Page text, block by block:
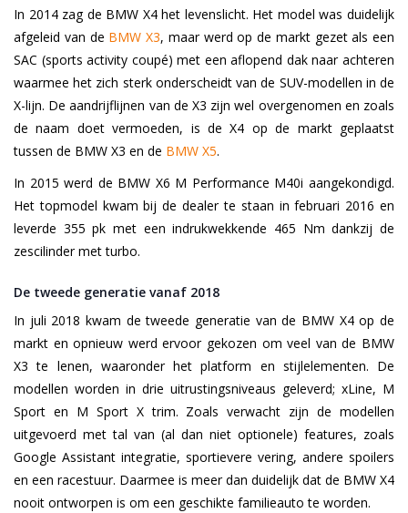
In 2014 zag de BMW X4 het levenslicht. Het model was duidelijk
afgeleid van de BMW X3, maar werd op de markt gezet als een
SAC (sports activity coupé) met een aflopend dak naar achteren
waarmee het zich sterk onderscheidt van de SUV-modellen in de
X-lijn. De aandrijflijnen van de X3 zijn wel overgenomen en zoals
de naam doet vermoeden, is de X4 op de markt geplaatst
tussen de BMW X3 en de BMW X5.
In 2015 werd de BMW X6 M Performance M40i aangekondigd.
Het topmodel kwam bij de dealer te staan in februari 2016 en
leverde 355 pk met een indrukwekkende 465 Nm dankzij de
zescilinder met turbo.
De tweede generatie vanaf 2018
In juli 2018 kwam de tweede generatie van de BMW X4 op de
markt en opnieuw werd ervoor gekozen om veel van de BMW
X3 te lenen, waaronder het platform en stijlelementen. De
modellen worden in drie uitrustingsniveaus geleverd; xLine, M
Sport en M Sport X trim. Zoals verwacht zijn de modellen
uitgevoerd met tal van (al dan niet optionele) features, zoals
Google Assistant integratie, sportievere vering, andere spoilers
en een racestuur. Daarmee is meer dan duidelijk dat de BMW X4
nooit ontworpen is om een geschikte familieauto te worden.